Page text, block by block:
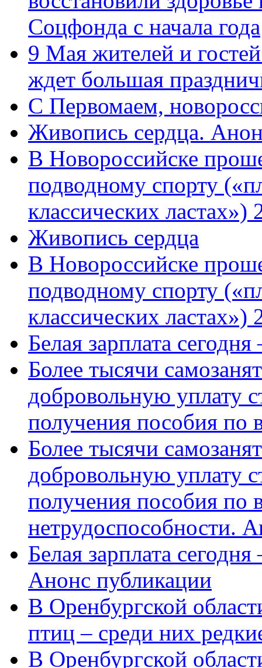
Соцфонда с начала года
9 Мая жителей и
ждет большая
C Первомаем,
Живопись сердца.
В Новороссийске
подводному спорту
классических
Живопись сердца
В Новороссийске
подводному спорту
классических ластах»)
Белая зарплата
Более тысячи
добровольную уплату
получения пособия по
Более тысячи
добровольную уплату
получения пособия по
нетрудоспособности.
Белая зарплата
Анонс публикации
В Оренбургской
птиц – среди них
В Оренбургской